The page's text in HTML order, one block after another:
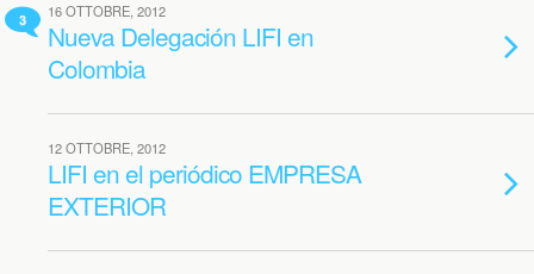
3 16 OTTOBRE, 2012
Nueva Delegación LIFI en
Colombia
12 OTTOBRE, 2012
LIFI en el periódico EMPRESA
EXTERIOR